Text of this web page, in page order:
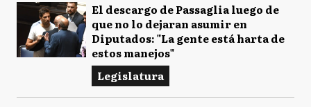
El descargo de Passaglia luego de
que no lo dejaran asumir en
Diputados: "La gente está harta de
estos manejos"
Legislatura